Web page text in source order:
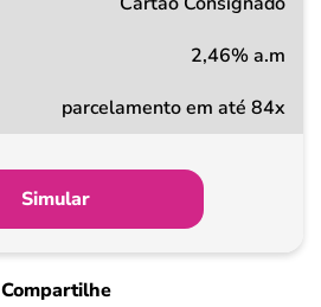
2,46% a.m
parcelamento em até 84x
Simular
Compartilhe